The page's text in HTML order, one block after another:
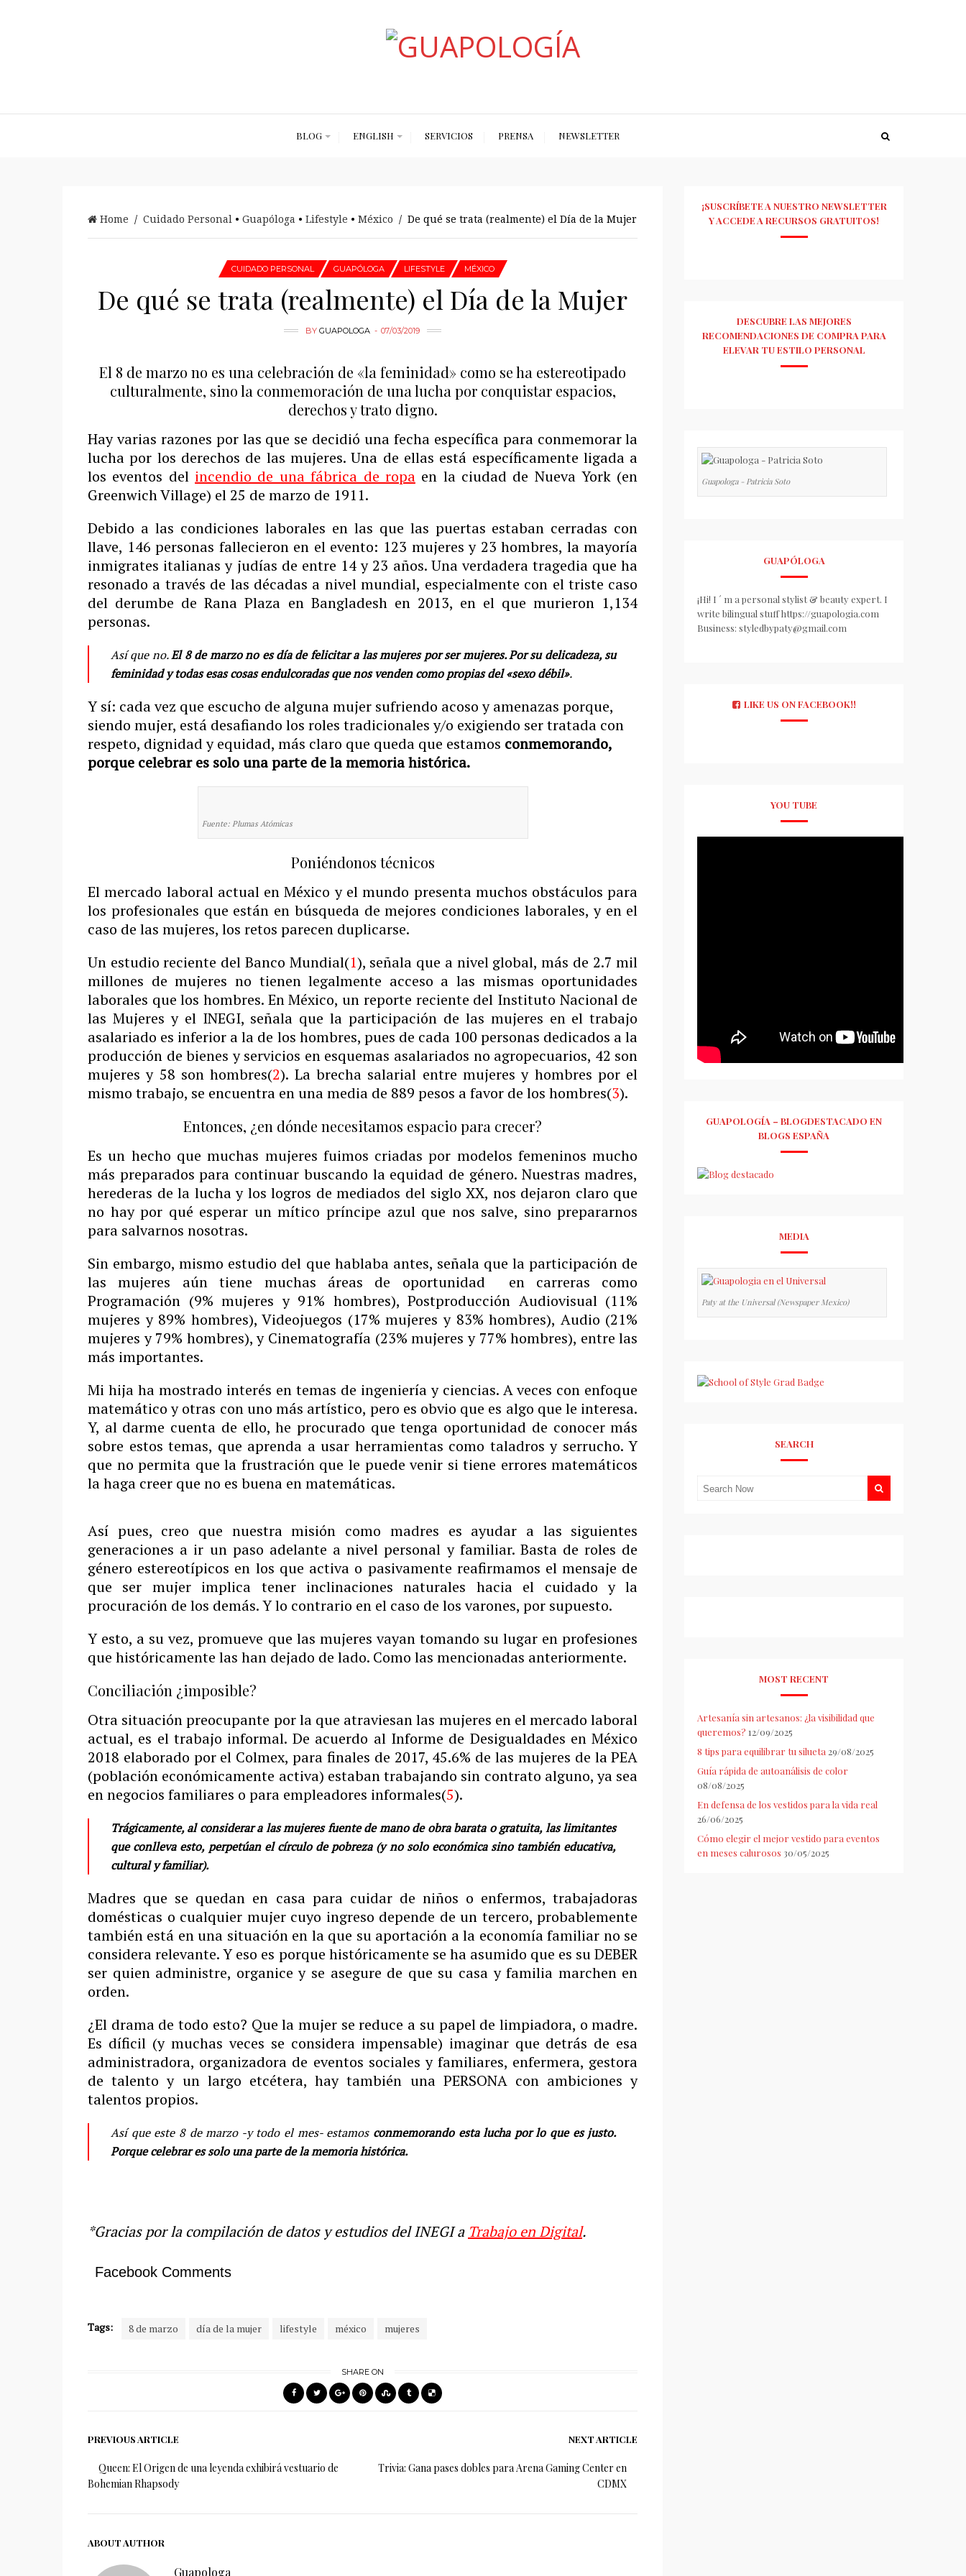
BLOG ENGLISH SERVICIOS PRENSA NEWSLETTER
Home / Cuidado Personal • Guapóloga • Lifestyle • México / De qué se trata (realmente) el Día de la Mujer
CUIDADO PERSONAL GUAPÓLOGA LIFESTYLE MÉXICO
De qué se trata (realmente) el Día de la Mujer
BYGUAPOLOGA 07/03/2019
El 8 de marzo no es una celebración de «la feminidad» como se ha estereotipado
culturalmente, sino la conmemoración de una lucha por conquistar espacios,
derechos y trato digno.
Hay varias razones por las que se decidió una fecha específica para conmemorar la
lucha por los derechos de las mujeres. Una de ellas está específicamente ligada a
los eventos del incendio de una fábrica de ropaen la ciudad de Nueva York (en
Greenwich Village) el 25 de marzo de 1911.
Debido a las condiciones laborales en las que las puertas estaban cerradas con
llave, 146 personas fallecieron en el evento: 123 mujeres y 23 hombres, la mayoría
inmigrates italianas y judías de entre 14 y 23 años. Una verdadera tragedia que ha
resonado a través de las décadas a nivel mundial, especialmente con el triste caso
del derumbe de Rana Plaza en Bangladesh en 2013, en el que murieron 1,134
personas.
Así que no.El 8 de marzo no es día de felicitar a las mujeres por ser mujeres. Por su delicadeza, su
feminidad y todas esas cosas endulcoradas que nos venden como propias del «sexo débil».
Y sí: cada vez que escucho de alguna mujer sufriendo acoso y amenazas porque,
siendo mujer, está desafiando los roles tradicionales y/o exigiendo ser tratada con
respeto, dignidad y equidad, más claro que queda que estamos conmemorando,
porque celebrar es solo una parte de la memoria histórica.
Fuente: Plumas Atómicas
Poniéndonos técnicos
El mercado laboral actual en México y el mundo presenta muchos obstáculos para
los profesionales que están en búsqueda de mejores condiciones laborales, y en el
caso de las mujeres, los retos parecen duplicarse.
Un estudio reciente del Banco Mundial(1), señala que a nivel global, más de 2.7 mil
millones de mujeres no tienen legalmente acceso a las mismas oportunidades
laborales que los hombres. En México, un reporte reciente del Instituto Nacional de
las Mujeres y el INEGI, señala que la participación de las mujeres en el trabajo
asalariado es inferior a la de los hombres, pues de cada 100 personas dedicados a la
producción de bienes y servicios en esquemas asalariados no agropecuarios, 42 son
mujeres y 58 son hombres(2). La brecha salarial entre mujeres y hombres por el
mismo trabajo, se encuentra en una media de 889 pesos a favor de los hombres(3).
Entonces, ¿en dónde necesitamos espacio para crecer?
Es un hecho que muchas mujeres fuimos criadas por modelos femeninos mucho
más preparados para continuar buscando la equidad de género. Nuestras madres,
herederas de la lucha y los logros de mediados del siglo XX, nos dejaron claro que
no hay por qué esperar un mítico príncipe azul que nos salve, sino prepararnos
para salvarnos nosotras.
Sin embargo, mismo estudio del que hablaba antes, señala que la participación de
las mujeres aún tiene muchas áreas de oportunidad en carreras como
Programación (9% mujeres y 91% hombres), Postproducción Audiovisual (11%
mujeres y 89% hombres), Videojuegos (17% mujeres y 83% hombres), Audio (21%
mujeres y 79% hombres), y Cinematografía (23% mujeres y 77% hombres), entre las
más importantes.
Mi hija ha mostrado interés en temas de ingeniería y ciencias. A veces con enfoque
matemático y otras con uno más artístico, pero es obvio que es algo que le interesa.
Y, al darme cuenta de ello, he procurado que tenga oportunidad de conocer más
sobre estos temas, que aprenda a usar herramientas como taladros y serrucho. Y
que no permita que la frustración que le puede venir si tiene errores matemáticos
la haga creer que no es buena en matemáticas.
Así pues, creo que nuestra misión como madres es ayudar a las siguientes
generaciones a ir un paso adelante a nivel personal y familiar. Basta de roles de
género estereotípicos en los que activa o pasivamente reafirmamos el mensaje de
que ser mujer implica tener inclinaciones naturales hacia el cuidado y la
procuración de los demás. Y lo contrario en el caso de los varones, por supuesto.
Y esto, a su vez, promueve que las mujeres vayan tomando su lugar en profesiones
que históricamente las han dejado de lado. Como las mencionadas anteriormente.
Conciliación ¿imposible?
Otra situación preocupante por la que atraviesan las mujeres en el mercado laboral
actual, es el trabajo informal. De acuerdo al Informe de Desigualdades en México
2018 elaborado por el Colmex, para finales de 2017, 45.6% de las mujeres de la PEA
(población económicamente activa) estaban trabajando sin contrato alguno, ya sea
en negocios familiares o para empleadores informales(5).
Trágicamente, al considerar a las mujeres fuente de mano de obra barata o gratuita, las limitantes
que conlleva esto, perpetúan el círculo de pobreza (y no solo económica sino también educativa,
cultural y familiar).
Madres que se quedan en casa para cuidar de niños o enfermos, trabajadoras
domésticas o cualquier mujer cuyo ingreso depende de un tercero, probablemente
también está en una situación en la que su aportación a la economía familiar no se
considera relevante. Y eso es porque históricamente se ha asumido que es su DEBER
ser quien administre, organice y se asegure de que su casa y familia marchen en
orden.
¿El drama de todo esto? Que la mujer se reduce a su papel de limpiadora, o madre.
Es díficil (y muchas veces se considera impensable) imaginar que detrás de esa
administradora, organizadora de eventos sociales y familiares, enfermera, gestora
de talento y un largo etcétera, hay también una PERSONA con ambiciones y
talentos propios.
Así que este 8 de marzo -y todo el mes- estamos conmemorando esta lucha por lo que es justo.
Porque celebrar es solo una parte de la memoria histórica.
*Gracias por la compilación de datos y estudios del INEGI a Trabajo en Digital.
Facebook Comments
Tags: 8 de marzo día de la mujer lifestyle méxico mujeres
SHARE ON
PREVIOUS ARTICLE
Queen: El Origen de una leyenda exhibirá vestuario de
Bohemian Rhapsody
NEXT ARTICLE
Trivia: Gana pases dobles para Arena Gaming Center en
CDMX
ABOUT AUTHOR
Guapologa
¡SUSCRÍBETE A NUESTRO NEWSLETTER
Y ACCEDE A RECURSOS GRATUITOS!
DESCUBRE LAS MEJORES
RECOMENDACIONES DE COMPRA PARA
ELEVAR TU ESTILO PERSONAL
Guapologa - Patricia Soto
GUAPÓLOGA
¡Hi! I ´ m a personal stylist & beauty expert. I
write bilingual stuff https://guapologia.com
Business: styledbypaty@gmail.com
LIKE US ON FACEBOOK!!
YOU TUBE
GUAPOLOGÍA – BLOGDESTACADO EN
BLOGS ESPAÑA
MEDIA
Paty at the Universal (Newspaper Mexico)
SEARCH
MOST RECENT
Artesanía sin artesanos: ¿la visibilidad que
queremos? 12/09/2025
8 tips para equilibrar tu silueta 29/08/2025
Guía rápida de autoanálisis de color
08/08/2025
En defensa de los vestidos para la vida real
26/06/2025
Cómo elegir el mejor vestido para eventos
en meses calurosos 30/05/2025